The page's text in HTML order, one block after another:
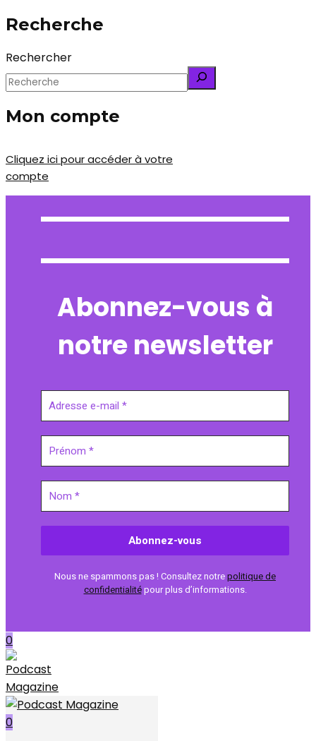
Recherche
Rechercher
Mon compte
Cliquez ici pour accéder à votre
compte
Abonnez-vous à
notre newsletter
Nous ne spammons pas ! Consultez notrepolitique de
confidentialitépour plus d’informations.
0
0